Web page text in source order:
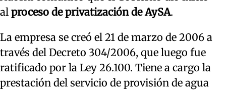
al proceso de privatización de AySA.
La empresa se creó el 21 de marzo de 2006 a
través del Decreto 304/2006, que luego fue
ratificado por la Ley 26.100. Tiene a cargo la
prestación del servicio de provisión de agua